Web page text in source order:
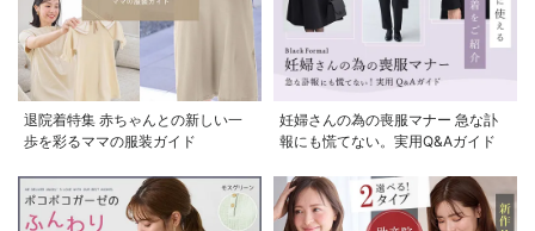
退院着特集 赤ちゃんとの新しい一
歩を彩るママの服装ガイド
妊婦さんの為の喪服マナー 急な訃
報にも慌てない。実用Q&Aガイド